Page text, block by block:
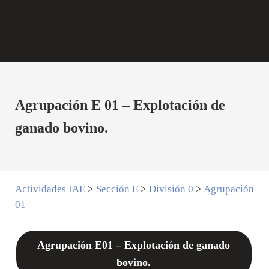
Agrupación E 01 – Explotación de
ganado bovino.
Actividades IAE> Sección E> División 0 > Agrupación
01
Agrupación E01 – Explotación de ganado
bovino.